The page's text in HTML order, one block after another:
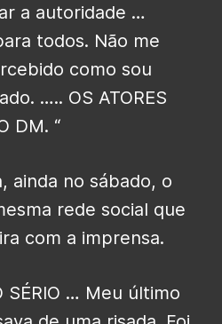
a autoridade …
todos. Não me
como sou
….. OS ATORES
DM. “
ainda no sábado, o
rede social que
com a imprensa.
SÉRIO … Meu último